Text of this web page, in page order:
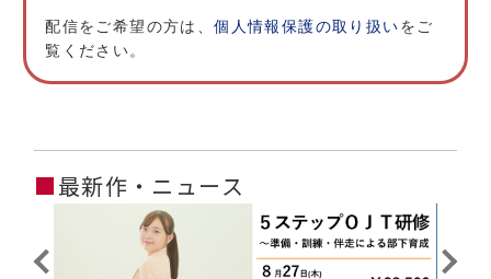
配信をご希望の方は、個人情報保護の取り扱いをご
覧ください。
■最新作・ニュース